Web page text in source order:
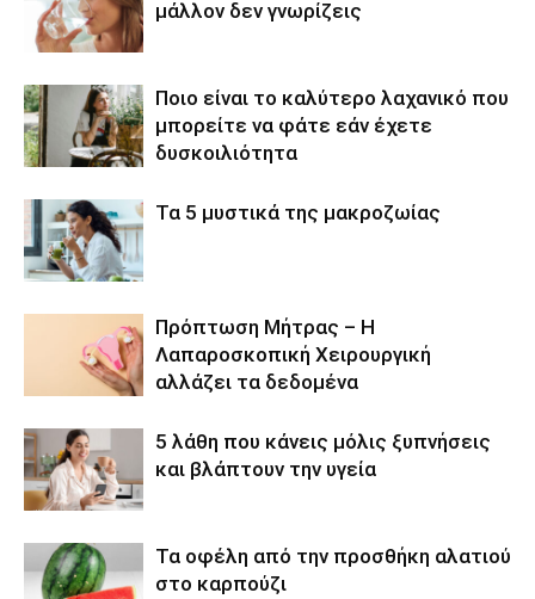
μάλλον δεν γνωρίζεις
Ποιο είναι το καλύτερο λαχανικό που
μπορείτε να φάτε εάν έχετε
δυσκοιλιότητα
Τα 5 μυστικά της μακροζωίας
Πρόπτωση Μήτρας – Η
Λαπαροσκοπική Χειρουργική
αλλάζει τα δεδομένα
5 λάθη που κάνεις μόλις ξυπνήσεις
και βλάπτουν την υγεία
Τα οφέλη από την προσθήκη αλατιού
στο καρπούζι